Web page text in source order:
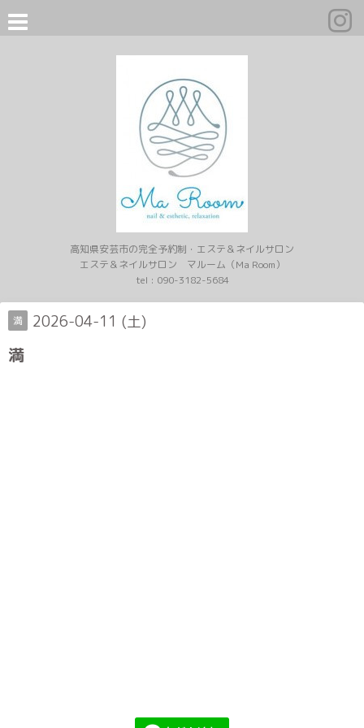
高知県安芸市の完全予約制・エステ＆ネイルサロン
エステ＆ネイルサロン マルーム（Ma Room）
tel : 090-3182-5684
満 2026-04-11 (土)
満